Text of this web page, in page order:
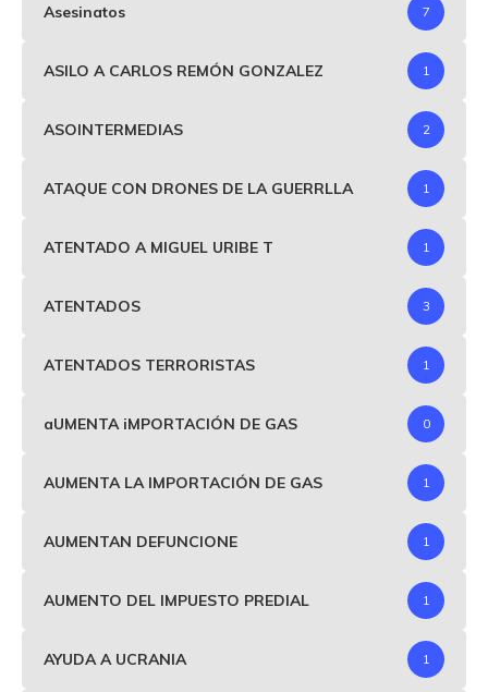
Asesinatos 7
ASILO A CARLOS REMÓN GONZALEZ 1
ASOINTERMEDIAS 2
ATAQUE CON DRONES DE LA GUERRLLA 1
ATENTADO A MIGUEL URIBE T 1
ATENTADOS 3
ATENTADOS TERRORISTAS 1
aUMENTA iMPORTACIÓN DE GAS 0
AUMENTA LA IMPORTACIÓN DE GAS 1
AUMENTAN DEFUNCIONE 1
AUMENTO DEL IMPUESTO PREDIAL 1
AYUDA A UCRANIA 1